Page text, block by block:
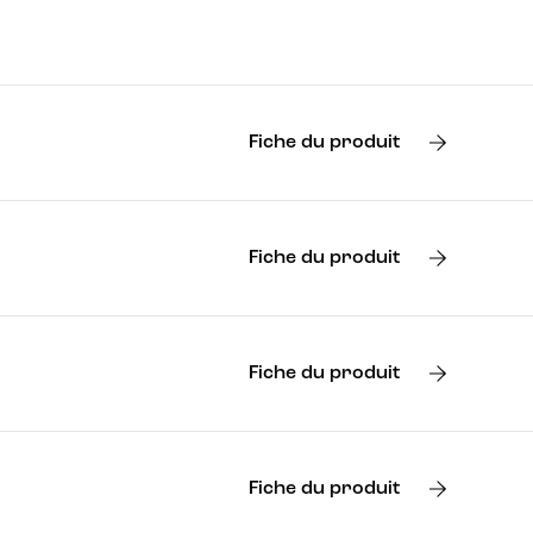
Fiche du produit
Fiche du produit
Fiche du produit
Fiche du produit